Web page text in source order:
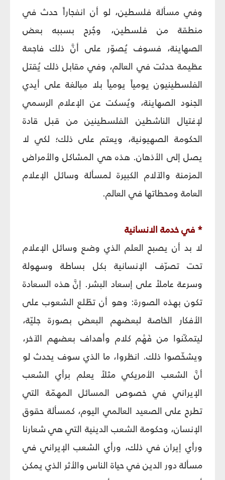
وفي مسألة فلسطين، لو أن انفجاراً حدث في
منطقة من فلسطين، وجُرح بسببه بعض
الصهاينة، فسوف يُصوّر على أنَّ ذلك فاجعة
عظيمة حدثت في العالم، وفي مقابل ذلك يُقتل
الفلسطينيون يومياً يومياً بلا مبالغة على أيدي
الجنود الصهاينة، ويُسكت عن الإعلام الرسمي
لإغتيال الناشطين الفلسطينين من قبل قادة
الحكومة الصهيونية، ويعتم على ذلك؛ لكي لا
يصل إلى الأذهان. هذه هي المشاكل والأمراض
المزمنة والآلام الكبيرة لمسألة وسائل الإعلام
العامة ومحطاتها في العالم.
* في خدمة الانسانية
لا بد أن يصبح العلم الذي وضع وسائل الإعلام
تحت تصرّف الإنسانية بكل بساطة وسهولة
وسرعة عاملاً على إسعاد البشر. إنَّ هذه السعادة
تكون بهذه الصورة: وهو أن تطّلع الشعوب على
الأفكار الخاصة لبعضهم البعض بصورة جليّة،
ليتمكّنوا من فَهْم كلام وأهداف بعضهم الآخر،
ويشخّصوا ذلك. انظروا، ما الذي سوف يحدث لو
أنَّ الشعب الأمريكي مثلاً يعلم برأي الشعب
الإيراني في خصوص المسائل المهمّة التي
تطرح على الصعيد العالمي اليوم، كمسألة حقوق
الإنسان، وحكومة الشعب الدينية التي هي شعارنا
ورأي إيران في ذلك، ورأي الشعب الإيراني في
مسألة دور الدين في حياة الناس والأثر الذي يمكن